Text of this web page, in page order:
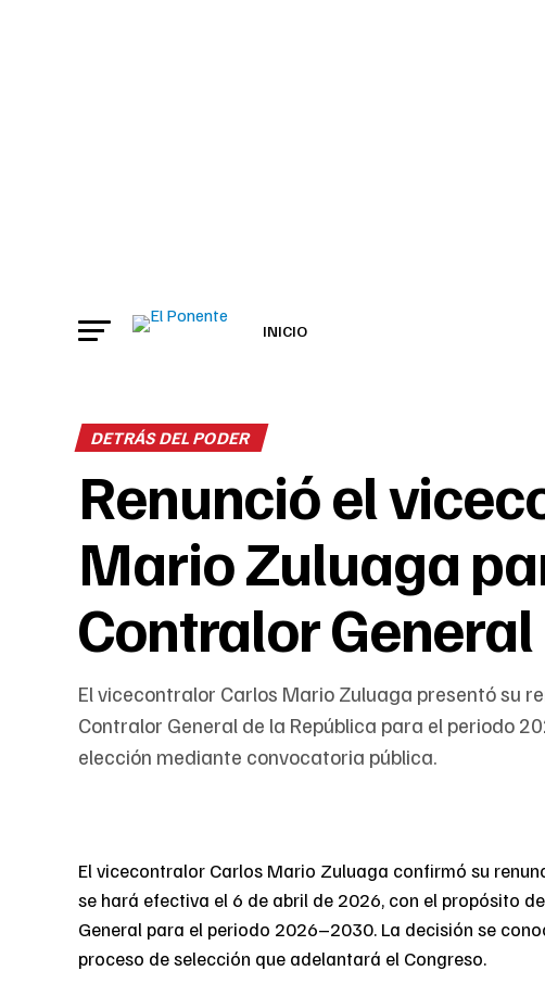
INICIO
DETRÁS DEL PODER
Renunció el
Mario Zuluaga
Contralor General
El vicecontralor Carlos Mario Zuluaga presentó su
Contralor General de la República para el periodo
elección mediante convocatoria pública.
El vicecontralor Carlos Mario Zuluaga confirmó su
se hará efectiva el 6 de abril de 2026, con el propósito
General para el periodo 2026–2030. La decisión se
proceso de selección que adelantará el Congreso.